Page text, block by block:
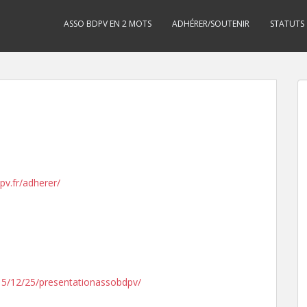
ASSO BDPV EN 2 MOTS ADHÉRER/SOUTENIR STATUTS
adherer/
12/25/presentationassobdpv/